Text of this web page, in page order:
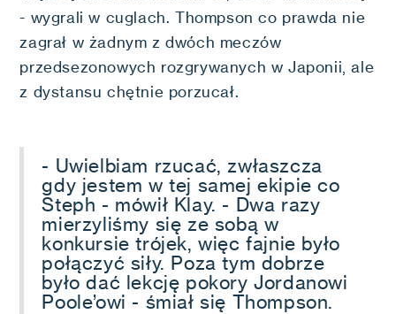
- wygrali w cuglach. Thompson co prawda nie
zagrał w żadnym z dwóch meczów
przedsezonowych rozgrywanych w Japonii, ale
z dystansu chętnie porzucał.
- Uwielbiam rzucać, zwłaszcza
gdy jestem w tej samej ekipie co
Steph - mówił Klay. - Dwa razy
mierzyliśmy się ze sobą w
konkursie trójek, więc fajnie było
połączyć siły. Poza tym dobrze
było dać lekcję pokory Jordanowi
Poole’owi - śmiał się Thompson.